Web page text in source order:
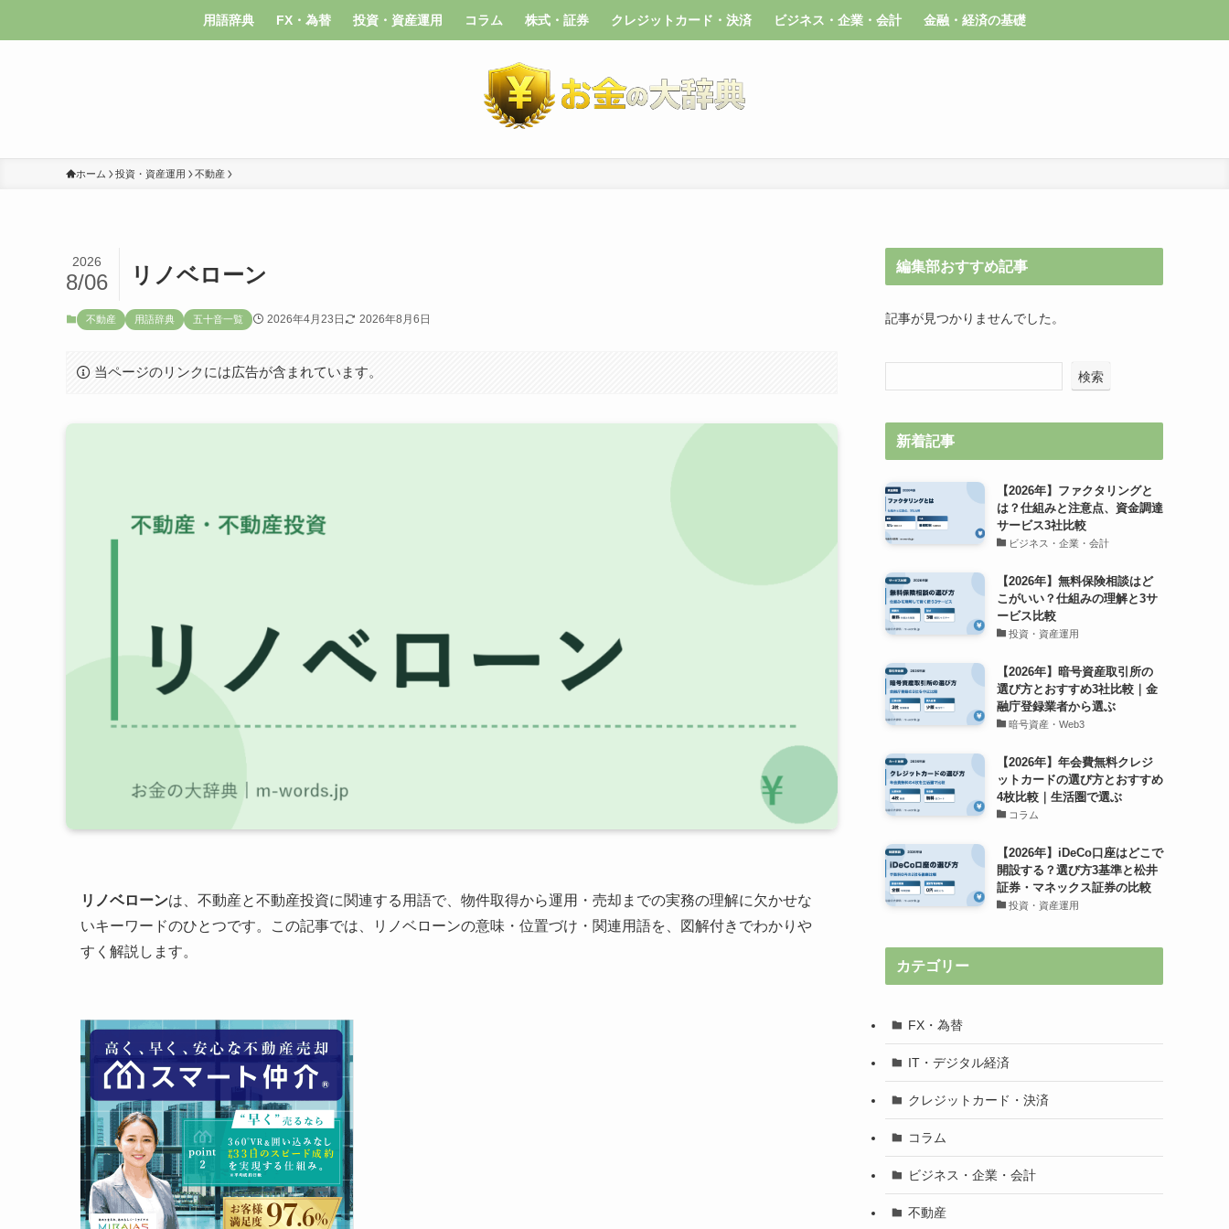
用語辞典 FX・為替 投資・資産運用 コラム 株式・証券 クレジットカード・決済 ビジネス・企業・会計 金融・経済の基礎
ホーム 投資・資産運用 不動産
リノベローン
2026
8/06
不動産 用語辞典 五十音一覧 2026年4月23日 2026年8月6日
当ページのリンクには広告が含まれています。
リノベローンは、不動産と不動産投資に関連する用語で、物件取得から運用・売却までの実務の理解に欠かせな
いキーワードのひとつです。この記事では、リノベローンの意味・位置づけ・関連用語を、図解付きでわかりや
すく解説します。
編集部おすすめ記事
記事が見つかりませんでした。
検索
新着記事
【2026年】ファクタリングと
は？仕組みと注意点、資金調達
サービス3社比較
ビジネス・企業・会計
【2026年】無料保険相談はど
こがいい？仕組みの理解と3サ
ービス比較
投資・資産運用
【2026年】暗号資産取引所の
選び方とおすすめ3社比較｜金
融庁登録業者から選ぶ
暗号資産・Web3
【2026年】年会費無料クレジ
ットカードの選び方とおすすめ
4枚比較｜生活圏で選ぶ
コラム
【2026年】iDeCo口座はどこで
開設する？選び方3基準と松井
証券・マネックス証券の比較
投資・資産運用
カテゴリー
FX・為替
IT・デジタル経済
クレジットカード・決済
コラム
ビジネス・企業・会計
不動産